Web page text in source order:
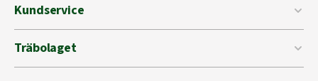
Kundservice
Träbolaget